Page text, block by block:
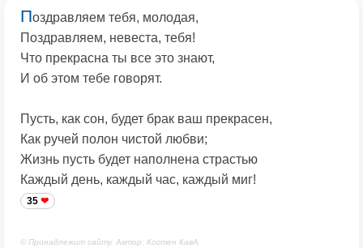
Поздравляем тебя, молодая,
Поздравляем, невеста, тебя!
Что прекрасна ты все это знают,
И об этом тебе говорят.
Пусть, как сон, будет брак ваш прекрасен,
Как ручей полон чистой любви;
Жизнь пусть будет наполнена страстью
Каждый день, каждый час, каждый миг!
35
© Принадлежит сайту. Автор: Костен КавА